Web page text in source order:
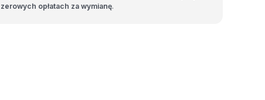
zerowych opłatach za wymianę.